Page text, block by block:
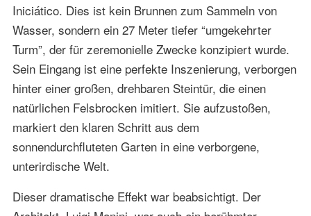
Iniciático. Dies ist kein Brunnen zum Sammeln von
Wasser, sondern ein 27 Meter tiefer “umgekehrter
Turm”, der für zeremonielle Zwecke konzipiert wurde.
Sein Eingang ist eine perfekte Inszenierung, verborgen
hinter einer großen, drehbaren Steintür, die einen
natürlichen Felsbrocken imitiert. Sie aufzustoßen,
markiert den klaren Schritt aus dem
sonnendurchfluteten Garten in eine verborgene,
unterirdische Welt.
Dieser dramatische Effekt war beabsichtigt. Der